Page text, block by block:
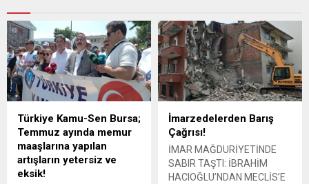
Türkiye Kamu-Sen Bursa;
Temmuz ayında memur
maaşlarına yapılan
artışların yetersiz ve
eksik!
İmarzedelerden Barış
Çağrısı!
İMAR MAĞDURİYETİNDE
SABIR TAŞTI: İBRAHİM
HACIOĞLU’NDAN MECLİS’E